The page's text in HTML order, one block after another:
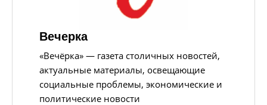
Вечерка
«Вечёрка» — газета столичных новостей,
актуальные материалы, освещающие
социальные проблемы, экономические и
политические новости